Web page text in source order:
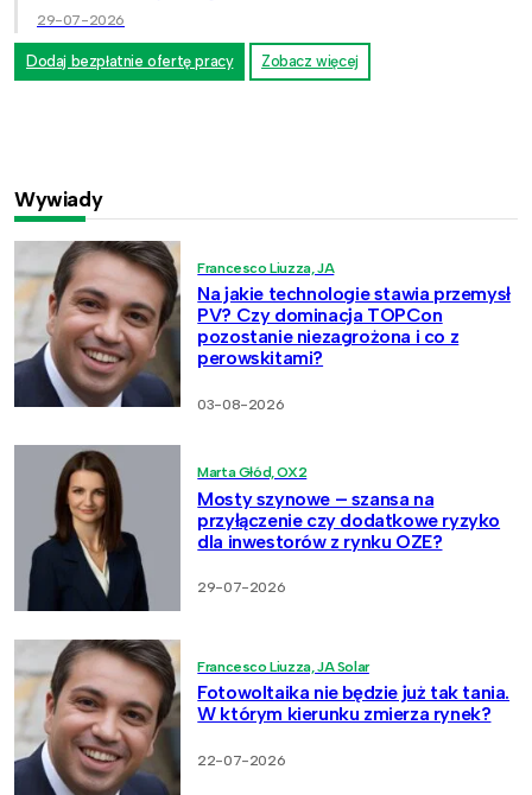
29-07-2026
Dodaj bezpłatnie ofertę pracy Zobacz więcej
Wywiady
Francesco Liuzza, JA
Na jakie technologie stawia przemysł
PV? Czy dominacja TOPCon
pozostanie niezagrożona i co z
perowskitami?
03-08-2026
Marta Głód, OX2
Mosty szynowe – szansa na
przyłączenie czy dodatkowe ryzyko
dla inwestorów z rynku OZE?
29-07-2026
Francesco Liuzza, JA Solar
Fotowoltaika nie będzie już tak tania.
W którym kierunku zmierza rynek?
22-07-2026